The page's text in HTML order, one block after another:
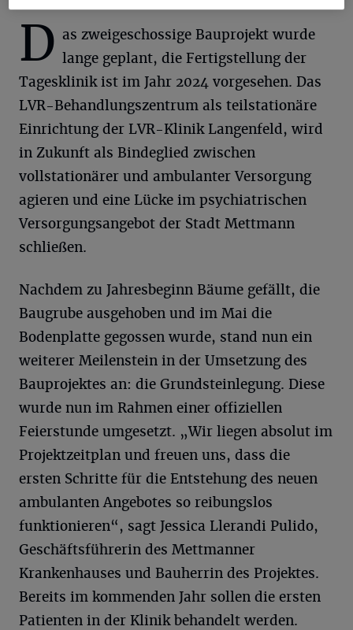
D as zweigeschossige Bauprojekt wurde
lange geplant, die Fertigstellung der
Tagesklinik ist im Jahr 2024 vorgesehen. Das
LVR-Behandlungszentrum als teilstationäre
Einrichtung der LVR-Klinik Langenfeld, wird
in Zukunft als Bindeglied zwischen
vollstationärer und ambulanter Versorgung
agieren und eine Lücke im psychiatrischen
Versorgungsangebot der Stadt Mettmann
schließen.
Nachdem zu Jahresbeginn Bäume gefällt, die
Baugrube ausgehoben und im Mai die
Bodenplatte gegossen wurde, stand nun ein
weiterer Meilenstein in der Umsetzung des
Bauprojektes an: die Grundsteinlegung. Diese
wurde nun im Rahmen einer offiziellen
Feierstunde umgesetzt. „Wir liegen absolut im
Projektzeitplan und freuen uns, dass die
ersten Schritte für die Entstehung des neuen
ambulanten Angebotes so reibungslos
funktionieren“, sagt Jessica Llerandi Pulido,
Geschäftsführerin des Mettmanner
Krankenhauses und Bauherrin des Projektes.
Bereits im kommenden Jahr sollen die ersten
Patienten in der Klinik behandelt werden.